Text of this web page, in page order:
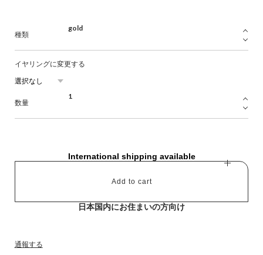
種類
イヤリングに変更する
数量
International shipping available
Add to cart
日本国内にお住まいの方向け
通報する